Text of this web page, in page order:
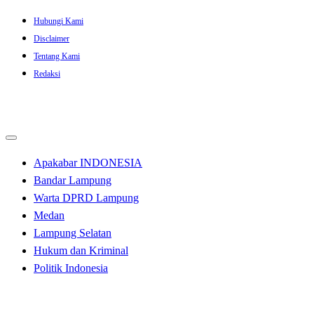
Skip
content
Hubungi Kami
Disclaimer
Tentang Kami
Redaksi
Apakabar INDONESIA
Bandar Lampung
Warta DPRD Lampung
Medan
Lampung Selatan
Hukum dan Kriminal
Politik Indonesia